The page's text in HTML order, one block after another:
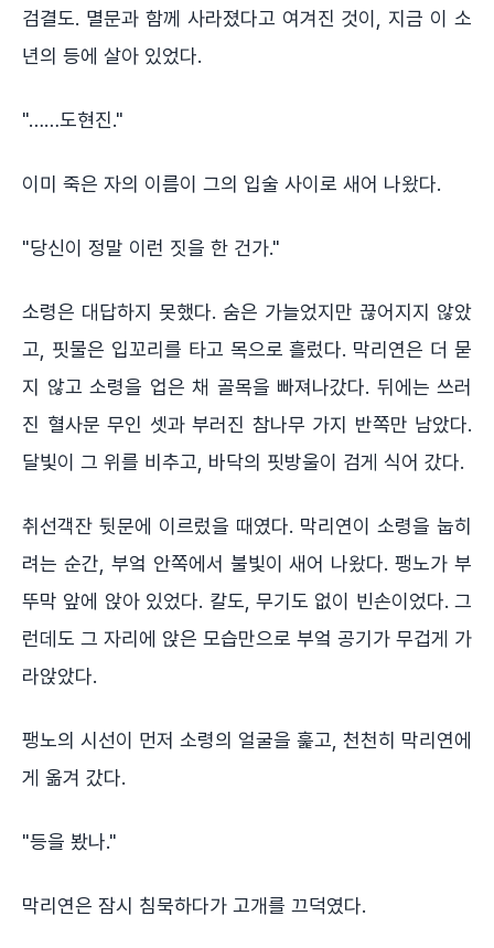
검결도. 멸문과 함께 사라졌다고 여겨진 것이, 지금 이 소
년의 등에 살아 있었다.
"……도현진."
이미 죽은 자의 이름이 그의 입술 사이로 새어 나왔다.
"당신이 정말 이런 짓을 한 건가."
소령은 대답하지 못했다. 숨은 가늘었지만 끊어지지 않았
고, 핏물은 입꼬리를 타고 목으로 흘렀다. 막리연은 더 묻
지 않고 소령을 업은 채 골목을 빠져나갔다. 뒤에는 쓰러
진 혈사문 무인 셋과 부러진 참나무 가지 반쪽만 남았다.
달빛이 그 위를 비추고, 바닥의 핏방울이 검게 식어 갔다.
취선객잔 뒷문에 이르렀을 때였다. 막리연이 소령을 눕히
려는 순간, 부엌 안쪽에서 불빛이 새어 나왔다. 팽노가 부
뚜막 앞에 앉아 있었다. 칼도, 무기도 없이 빈손이었다. 그
런데도 그 자리에 앉은 모습만으로 부엌 공기가 무겁게 가
라앉았다.
팽노의 시선이 먼저 소령의 얼굴을 훑고, 천천히 막리연에
게 옮겨 갔다.
"등을 봤나."
막리연은 잠시 침묵하다가 고개를 끄덕였다.